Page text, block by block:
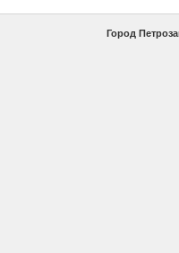
Город